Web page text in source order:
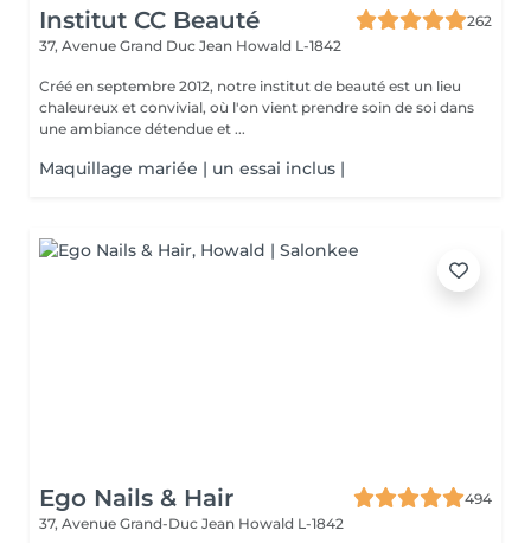
Institut CC Beauté
262
37, Avenue Grand Duc Jean Howald L-1842
Créé en septembre 2012, notre institut de beauté est un lieu
chaleureux et convivial, où l'on vient prendre soin de soi dans
une ambiance détendue et ...
Maquillage mariée | un essai inclus |
Ego Nails & Hair
494
37, Avenue Grand-Duc Jean Howald L-1842